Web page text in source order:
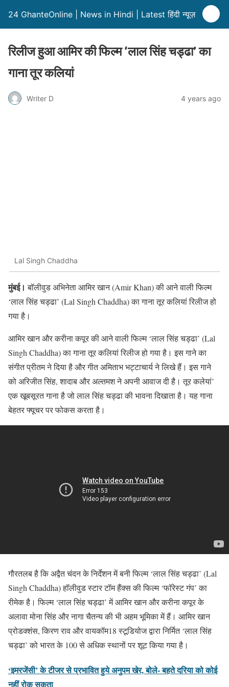
24 GhanteOnline | News in Hindi | Latest हिंदी न्यूज़
रिलीज हुआ आमिर की फिल्म ‘लाल सिंह चड्ढा’ का
गाना तूर कलियां
Writer D 4 years ago
Lal Singh Chaddha
मुंबई। बॉलीवुड अभिनेता आमिर खान (Amir Khan) की आने वाली फिल्म
‘लाल सिंह चड्ढा’ (Lal Singh Chaddha) का गाना तूर कलियां रिलीज हो
गया है।
आमिर खान और करीना कपूर की आने वाली फिल्म ‘लाल सिंह चड्ढा’ (Lal
Singh Chaddha) का गाना तूर कलियां रिलीज हो गया है। इस गाने का
संगीत प्रीतम ने दिया है और गीत अमिताभ भट्टाचार्य ने लिखे हैं। इस गाने
को अरिजीत सिंह, शादाब और अल्तमश ने अपनी आवाज दी है। तूर कलेयां’
एक खूबसूरत गाना है जो लाल सिंह चड्ढा की भावना दिखाता है। यह गाना
बेहतर फ्यूचर पर फोकस करता है।
गौरतलब है कि अद्वैत चंदन के निर्देशन में बनी फिल्म ‘लाल सिंह चड्ढा’ (Lal
Singh Chaddha) हॉलीवुड स्टार टॉम हैंक्स की फिल्म ‘फॉरेस्ट गंप’ का
रीमेक है। फिल्म ‘लाल सिंह चड्ढा’ में आमिर खान और करीना कपूर के
अलावा मोना सिंह और नागा चैतन्य की भी अहम भूमिका में हैं। आमिर खान
प्रोडक्शंस, किरण राव और वायकॉम18 स्टूडियोज द्वारा निर्मित ‘लाल सिंह
चड्ढा’ को भारत के 100 से अधिक स्थानों पर शूट किया गया है।
‘इमरजेंसी’ के टीजर से प्रभावित हुये अनुपम खेर, बोले- बहते दरिया को कोई
नहीं रोक सकता